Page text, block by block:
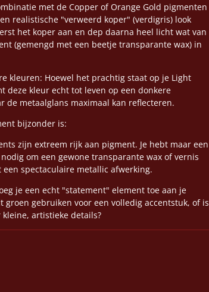
met de Copper of Orange Gold pigmenten
realistische "verweerd koper" (verdigris) look
het koper aan en dep daarna heel licht wat van
(gemengd met een beetje transparante wax) in
kleuren: Hoewel het prachtig staat op je Light
deze kleur echt tot leven op een donkere
de metaalglans maximaal kan reflecteren.
bijzonder is:
zijn extreem rijk aan pigment. Je hebt maar een
om een gewone transparante wax of vernis
spectaculaire metallic afwerking.
je een echt "statement" element toe aan je
groen gebruiken voor een volledig accentstuk, of is
artistieke details?